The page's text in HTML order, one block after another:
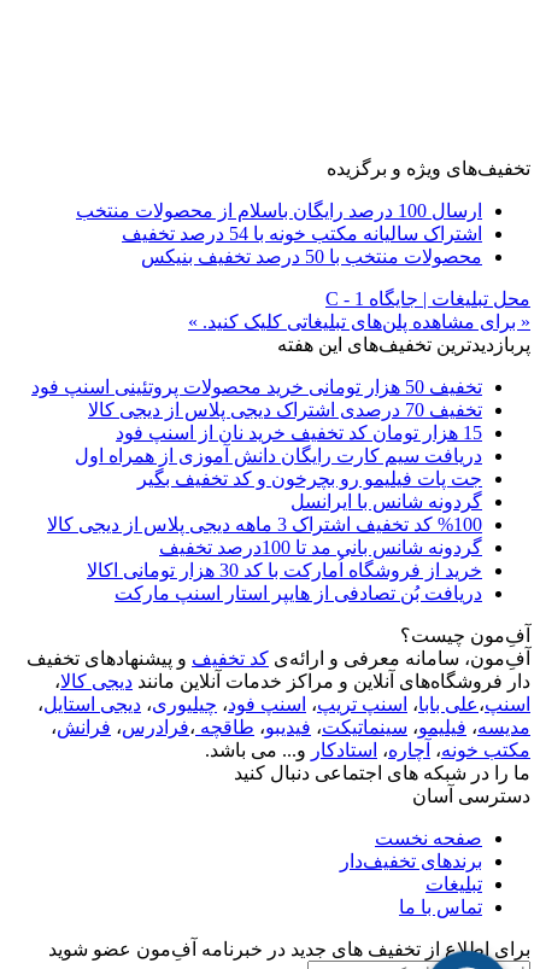
تخفیف‌های ویژه و برگزیده
ارسال 100 درصد رایگان باسلام از محصولات منتخب
اشتراک سالیانه مکتب خونه با 54 درصد تخفیف
محصولات منتخب با 50 درصد تخفیف بنیکس
محل تبلیغات | جایگاه C - 1
« برای مشاهده پلن‌های تبلیغاتی کلیک کنید. »
پربازدیدترین تخفیف‌های این هفته
تخفیف 50 هزار تومانی خرید محصولات پروتئینی اسنپ فود
تخفیف 70 درصدی اشتراک دیجی پلاس از دیجی کالا
15 هزار تومان کد تخفیف خرید نان از اسنپ فود
دریافت سیم کارت رایگان دانش آموزی از همراه اول
جت پات فیلیمو رو بچرخون و کد تخفیف بگیر
گردونه شانس با ایرانسل
%100 کد تخفیف اشتراک 3 ماهه دیجی پلاس از دیجی کالا
گردونه شانس بانی مد تا 100درصد تخفیف
خرید از فروشگاه اُمارکت با کد 30 هزار تومانی اکالا
دریافت بُن تصادفی از هایپر استار اسنپ مارکت
آفِ‌مون چیست؟
آفِ‌مون، سامانه معرفی و ارائه‌ی کد تخفیف و پیشنهادهای تخفیف
دار فروشگاه‌های آنلاین و مراکز خدمات آنلاین مانند دیجی کالا،
اسنپ،علی بابا، اسنپ تریپ، اسنپ فود، چیلیوری، دیجی استایل،
مدیسه، فیلیمو، سینماتیکت، فیدیبو، طاقچه ،فرادرس، فرانش،
مکتب خونه، آچاره، استادکار و... می باشد.
ما را در شبکه های اجتماعی دنبال کنید
دسترسی آسان
صفحه نخست
برندهای تخفیف‌دار
تبلیغات
تماس با ما
برای اطلاع از تخفیف های جدید در خبرنامه آفِ‌مون عضو شوید